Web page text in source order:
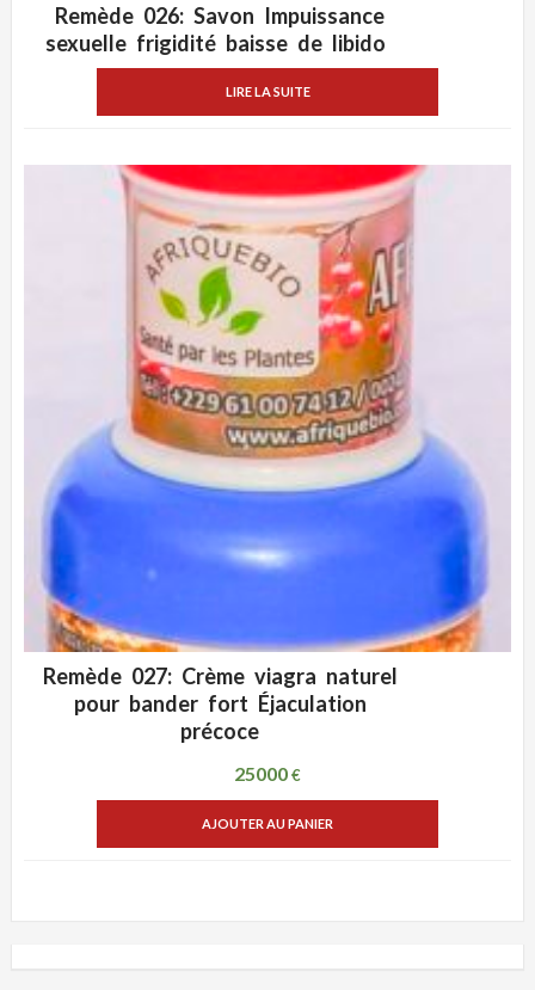
ADD WISHLIST
Remède 026: Savon Impuissance
sexuelle frigidité baisse de libido
LIRE LA SUITE
ADD WISHLIST
Remède 027: Crème viagra naturel
pour bander fort Éjaculation
précoce
25000€
AJOUTER AU PANIER